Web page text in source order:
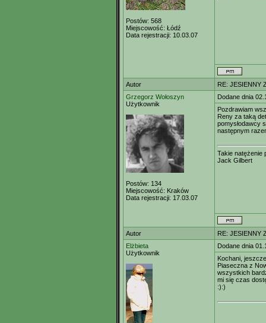
Postów: 568
Miejscowość: Łódź
Data rejestracji: 10.03.07
Autor
RE: JESIENNY
Grzegorz Wołoszyn
Użytkownik
Postów: 134
Miejscowość: Kraków
Data rejestracji: 17.03.07
Dodane dnia
Pozdrawiam
Reny za taką
pomysłodawcy
następnym
Takie natężenie
Jack Gilbert
Autor
RE: JESIENNY
Elżbieta
Użytkownik
Dodane dnia
Kochani,
Piaseczna z
wszystkich
mi się czas
:):)